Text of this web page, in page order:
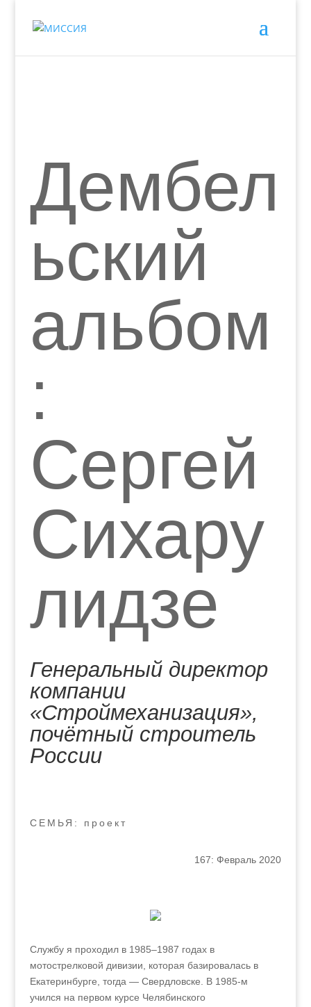
Дембел
ьский
альбом
:
Сергей
Сихару
лидзе
Генеральный директор
компании
«Cтроймеханизация»,
почётный строитель
России
СЕМЬЯ: проект
167: Февраль 2020
Службу я проходил в 1985–1987 годах в
мотострелковой дивизии, которая базировалась в
Екатеринбурге, тогда — Свердловске. В 1985‑м
учился на первом курсе Челябинского